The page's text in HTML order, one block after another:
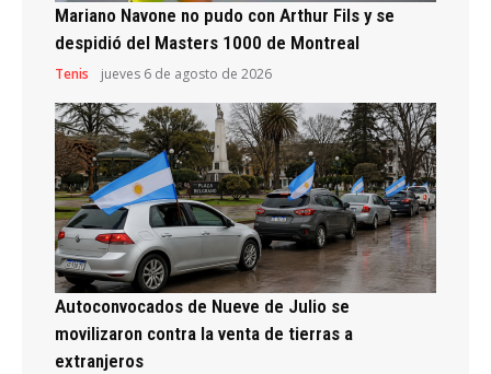
Mariano Navone no pudo con Arthur Fils y se
despidió del Masters 1000 de Montreal
Tenis jueves 6 de agosto de 2026
Autoconvocados de Nueve de Julio se
movilizaron contra la venta de tierras a
extranjeros